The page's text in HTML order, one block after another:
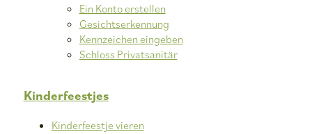
Ein Konto erstellen
Gesichtserkennung
Kennzeichen eingeben
Schloss Privatsanitär
Kinderfeestjes
Kinderfeestje vieren